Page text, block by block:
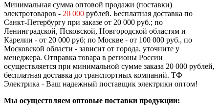
Минимальная сумма оптовой продажи (поставки)
электротоваров - 20 000 рублей. Бесплатная доставка по
Санкт-Петербургу при заказе от 20 000 руб.; по
Ленинградской, Псковской, Новгородской областям и
Карелии - от 20 000 руб; по Москве - от 100 000 руб., по
Московской области - зависит от города, уточните у
менеджера. Отправка товара в регионы России
осуществляется при минимальной сумме заказа 20 000 рублей,
бесплатная доставка до транспортных компаний. ТФ
Электрика - Ваш надежный поставщик электрики оптом!
Мы осуществляем оптовые поставки продукции: